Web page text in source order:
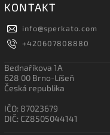
KONTAKT
info@sperkato.com
+420607808880
Bednaříkova 1A
628 00 Brno-Líšeň
Česká republika
IČO: 87023679
DIČ: CZ8505044141